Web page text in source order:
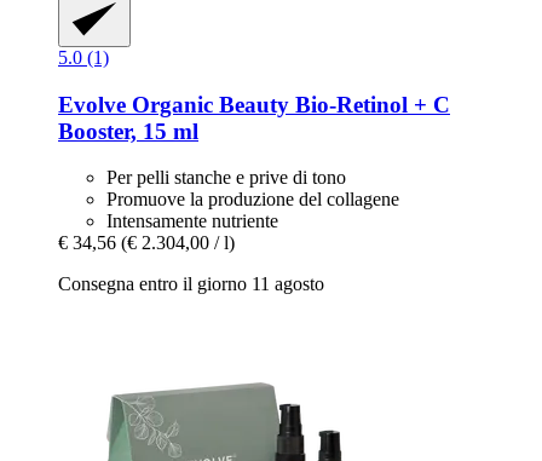
5.0 (1)
Evolve Organic Beauty Bio-​Retinol + C
Booster, 15 ml
Per pelli stanche e prive di tono
Promuove la produzione del collagene
Intensamente nutriente
€ 34,56 (€ 2.304,00 / l)
Consegna entro il giorno 11 agosto